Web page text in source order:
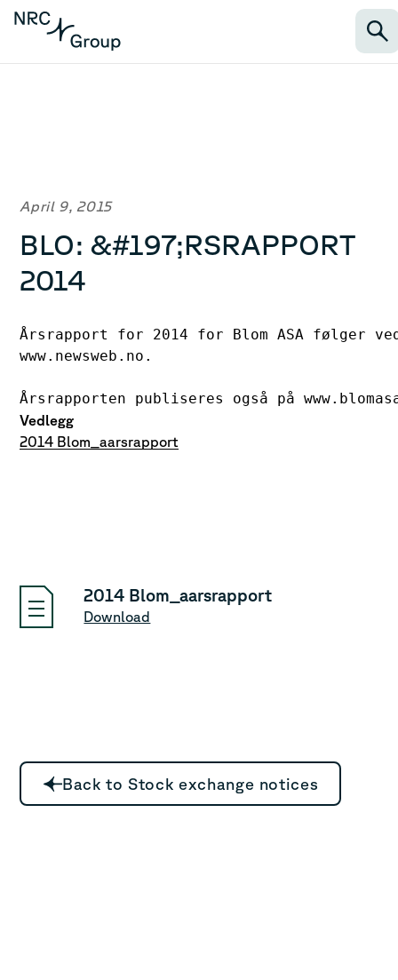
April 9, 2015
BLO: &#197;RSRAPPORT
2014
Årsrapport for 2014 for Blom ASA følger
www.newsweb.no.
Vedlegg
2014 Blom_aarsrapport
2014 Blom_aarsrapport
Download
Back to Stock exchange notices